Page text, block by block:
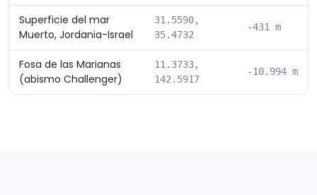
Superficie del mar
Muerto, Jordania-Israel
31.5590,
35.4732
-431 m
Fosa de las Marianas
(abismo Challenger)
11.3733,
142.5917
-10.994 m